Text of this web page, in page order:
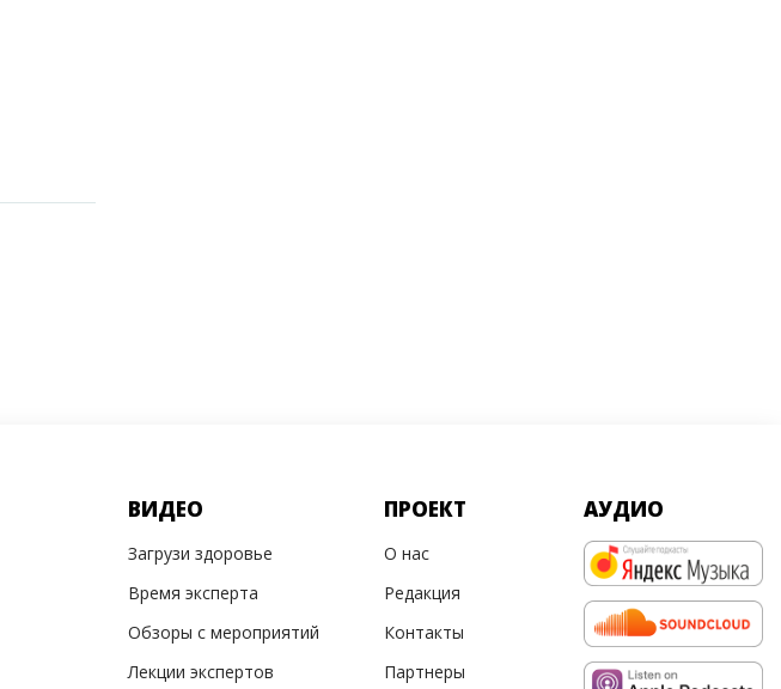
ВИДЕО
Загрузи здоровье
Время эксперта
Обзоры с мероприятий
Лекции экспертов
ПРОЕКТ
О нас
Редакция
Контакты
Партнеры
АУДИО